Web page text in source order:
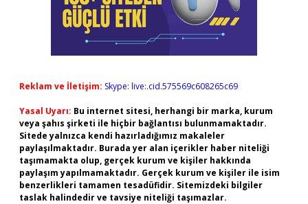
Reklam ve İletişim: Skype: live:.cid.575569c608265c69
Yasal Uyarı: Bu internet sitesi, herhangi bir marka, kurum
veya şahıs şirketi ile hiçbir bağlantısı bulunmamaktadır.
Sitede yalnızca kendi hazırladığımız makaleler
paylaşılmaktadır. Burada yer alan içerikler haber niteliği
taşımamakta olup, gerçek kurum ve kişiler hakkında
paylaşım yapılmamaktadır. Gerçek kurum ve kişiler ile isim
benzerlikleri tamamen tesadüfidir. Sitemizdeki bilgiler
taslak halindedir ve tavsiye niteliği taşımazlar.